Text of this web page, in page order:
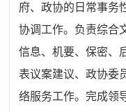
府、政协的日常事务
协调工作。负责综合
信息、机要、保密、
表议案建议、政协委
络服务工作。完成领